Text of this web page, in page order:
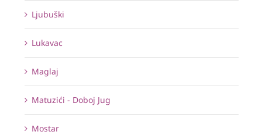
Ljubuški
Lukavac
Maglaj
Matuzići - Doboj Jug
Mostar